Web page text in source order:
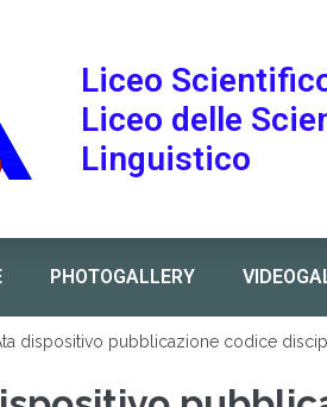
Liceo
Liceo delle
Linguistico
PHOTOGALLERY
dispositivo pubblicazione codice